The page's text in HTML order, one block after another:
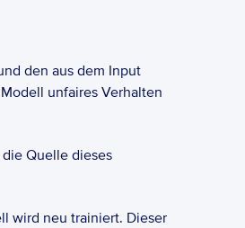
den aus dem Input
unfaires Verhalten
Quelle dieses
wird neu trainiert. Dieser